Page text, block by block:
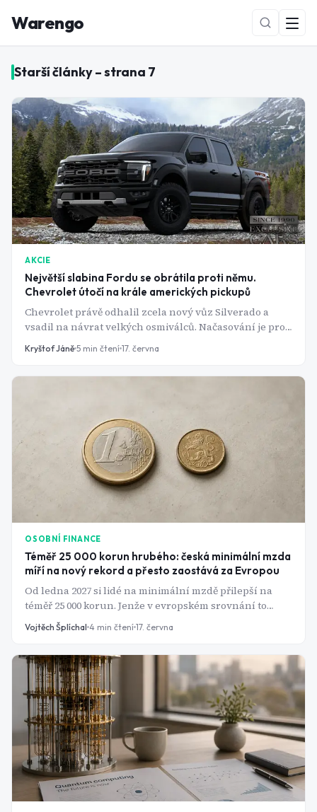
Warengo
NOVÉ
Starší články – strana 7
AKCIE
Největší slabina Fordu se obrátila proti němu.
Chevrolet útočí na krále amerických pickupů
Chevrolet právě odhalil zcela nový vůz Silverado a
vsadil na návrat velkých osmiválců. Načasování je pro
Ford opravdu špatné. Rival nedokáže udržet svůj
kultovní F-150 na skladě. A vinu nese paradoxně to, co z
Kryštof Jáně 5 min čtení 17. června
OSOBNÍ FINANCE
Téměř 25 000 korun hrubého: česká minimální mzda
míří na nový rekord a přesto zaostává za Evropou
Od ledna 2027 si lidé na minimální mzdě přilepší na
téměř 25 000 korun. Jenže v evropském srovnání to
Česku na chvostu pomáhá jen málo.
Vojtěch Šplíchal 4 min čtení 17. června